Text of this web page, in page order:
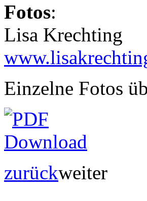
Fotos:
Lisa Krechting
Einzelne Fotos
zurückweiter